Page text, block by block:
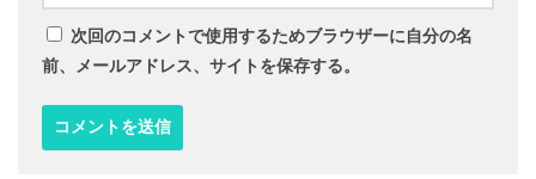
次回のコメントで使用するためブラウザーに自分の名
前、メールアドレス、サイトを保存する。